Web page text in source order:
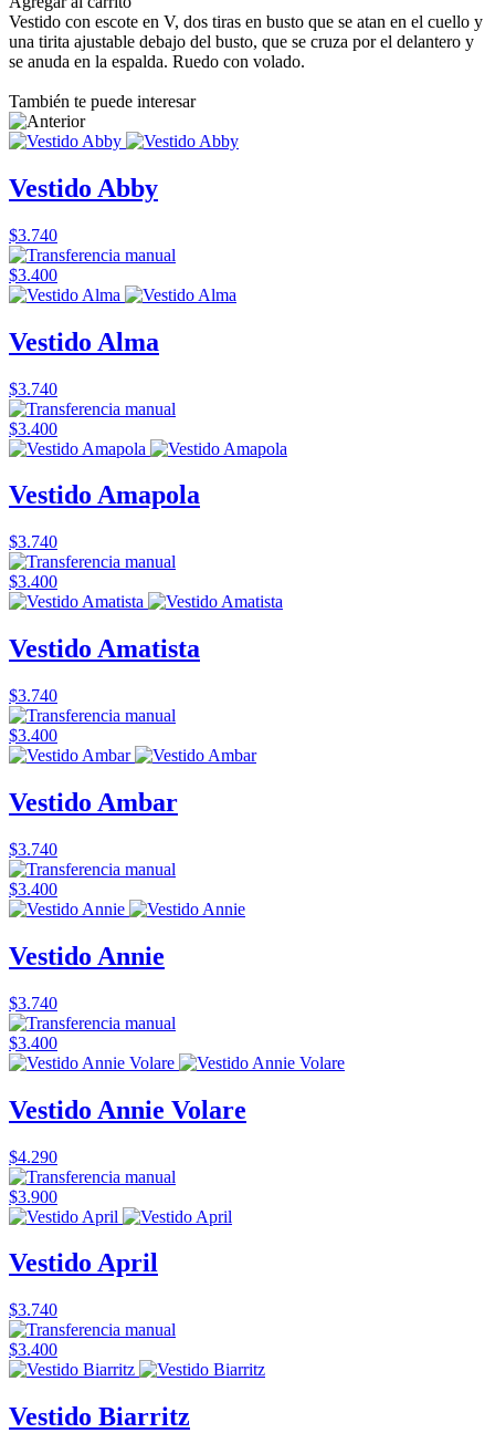
Vestido con escote en V, dos tiras en busto que se atan en el cuello y
una tirita ajustable debajo del busto, que se cruza por el delantero y
se anuda en la espalda. Ruedo con volado.
También te puede interesar
Vestido Abby
$3.740
$3.400
Vestido Alma
$3.740
$3.400
Vestido Amapola
$3.740
$3.400
Vestido Amatista
$3.740
$3.400
Vestido Ambar
$3.740
$3.400
Vestido Annie
$3.740
$3.400
Vestido Annie Volare
$4.290
$3.900
Vestido April
$3.740
$3.400
Vestido Biarritz